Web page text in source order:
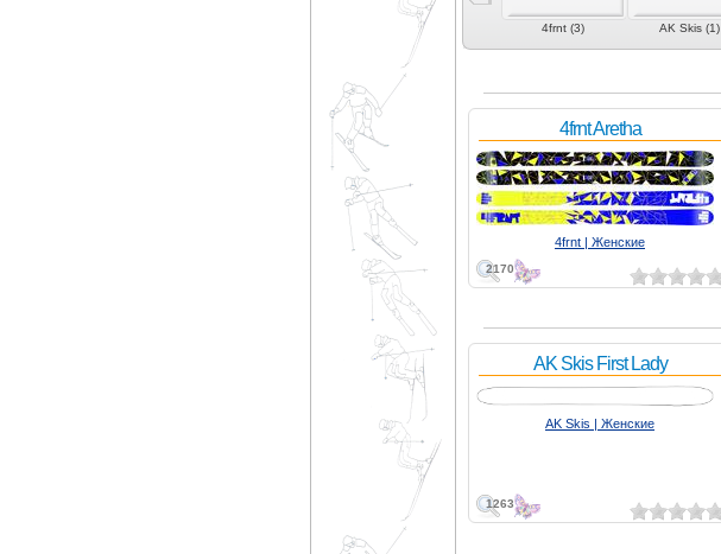
4frnt (3) AK Skis (1)
2170
4frnt Aretha
4frnt | Женские
1263
AK Skis First Lady
AK Skis | Женские